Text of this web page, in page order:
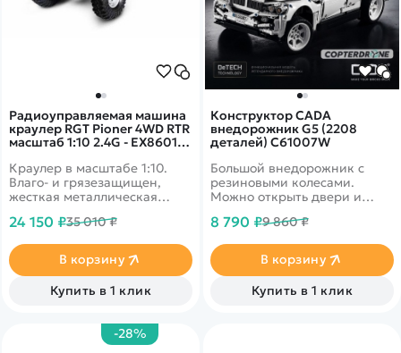
Конструктор CADA
внедорожник G5 (2208
деталей) C61007W
Большой внедорожник с
резиновыми колесами.
Можно открыть двери и
поворачиваются
8 790 ₽9 860 ₽
В корзину
Купить в 1 клик
Радиоуправляемая машина
краулер RGT Pioner 4WD RTR
масштаб 1:10 2.4G - EX86010-
Краулер в масштабе 1:10.
Влаго- и грязезащищен,
жесткая металлическая
попадания воды и песка.
Подходит для эксплуатации
в сложных условиях. Кузов
белого или серого цвета.
24 150 ₽35 010 ₽
В корзину
Купить в 1 клик
-28%